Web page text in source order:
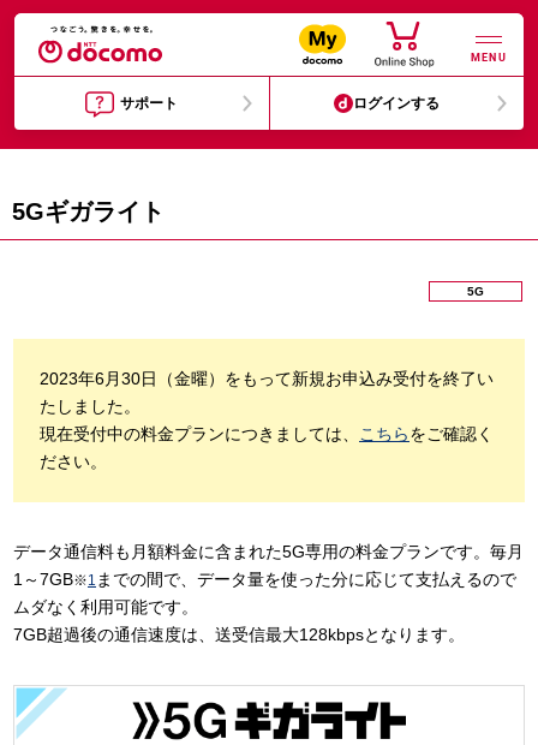
MENU
サポート ログインする
5Gギガライト
5G
2023年6月30日（金曜）をもって新規お申込み受付を終了い
たしました。
現在受付中の料金プランにつきましては、
こちらをご確認く
ださい。
データ通信料も月額料金に含まれた5G専用の料金プランです。毎月
1～7GB※1 までの間で、データ量を使った分に応じて支払えるので
ムダなく利用可能です。
7GB超過後の通信速度は、送受信最大128kbpsとなります。